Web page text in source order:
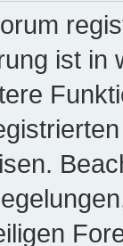
ist in